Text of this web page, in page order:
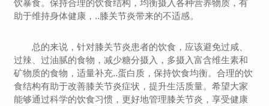
饮暴食。保持合理的饮食结构，均衡摄入各种营养物质，有
助于维持身体健康，..膝关节炎带来的不适感。
总的来说，针对膝关节炎患者的饮食，应该避免过咸、
过辣、过油腻的食物，减少糖分摄入，多摄入富含维生素和
矿物质的食物，适量补充..蛋白质，保持饮食均衡。合理的饮
食结构有助于改善膝关节炎症状，提升生活质量。希望大家
能够通过科学的饮食习惯，更好地管理膝关节炎，享受健康